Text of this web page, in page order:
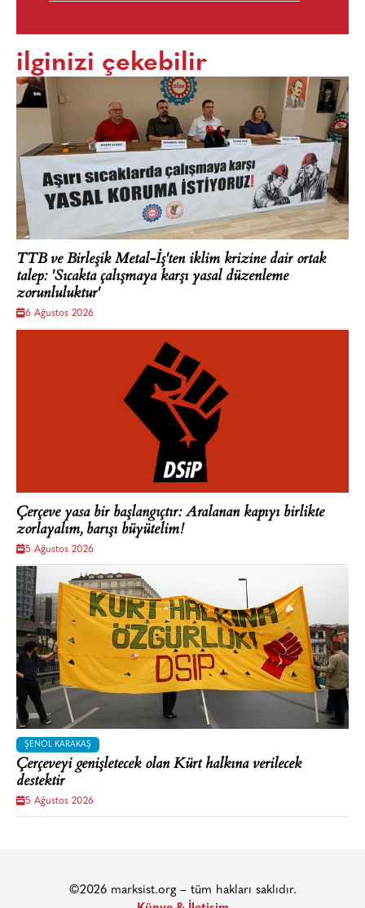
ilginizi çekebilir
TTB ve Birleşik Metal-İş'ten iklim krizine dair ortak
talep: 'Sıcakta çalışmaya karşı yasal düzenleme
zorunluluktur'
6 Ağustos 2026
Çerçeve yasa bir başlangıçtır: Aralanan kapıyı birlikte
zorlayalım, barışı büyütelim!
5 Ağustos 2026
ŞENOL KARAKAŞ
Çerçeveyi genişletecek olan Kürt halkına verilecek
destektir
5 Ağustos 2026
©2026 marksist.org – tüm hakları saklıdır.